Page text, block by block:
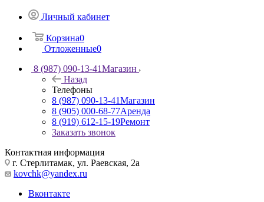
Личный кабинет
Корзина0
Отложенные0
8 (987) 090-13-41Магазин
Назад
Телефоны
8 (987) 090-13-41Магазин
8 (905) 000-68-77Аренда
8 (919) 612-15-19Ремонт
Заказать звонок
Контактная информация
г. Стерлитамак, ул. Раевская, 2а
kovchk@yandex.ru
Вконтакте